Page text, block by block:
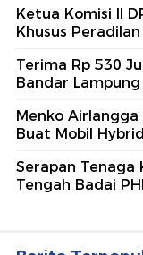
Ketua Komisi II
Khusus
Terima Rp 530
Bandar
Menko
Buat Mobil Hybrid
Serapan Tenaga
Tengah Badai